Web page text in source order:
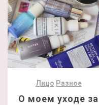
Лицо Разное
О моем уходе за